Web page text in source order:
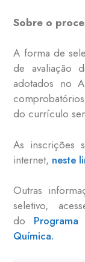
Sobre o
A forma de
de avaliação
adotados no
do currículo
As inscrições
internet, neste
Outras
seletivo,
do
Química.